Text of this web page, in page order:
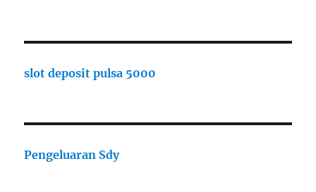
slot deposit pulsa 5000
Pengeluaran Sdy